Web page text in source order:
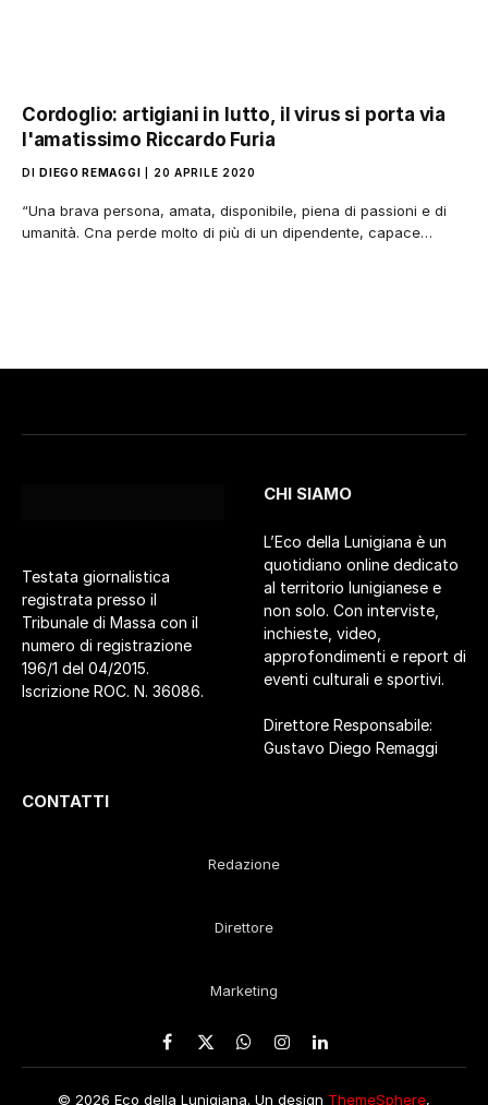
Cordoglio: artigiani in lutto, il virus si porta via
l'amatissimo Riccardo Furia
DI DIEGO REMAGGI 20 APRILE 2020
“Una brava persona, amata, disponibile, piena di passioni e di
umanità. Cna perde molto di più di un dipendente, capace…
Testata giornalistica
registrata presso il
Tribunale di Massa con il
numero di registrazione
196/1 del 04/2015.
Iscrizione ROC. N. 36086.
CHI SIAMO
L’Eco della Lunigiana è un
quotidiano online dedicato
al territorio lunigianese e
non solo. Con interviste,
inchieste, video,
approfondimenti e report di
eventi culturali e sportivi.
Direttore Responsabile:
Gustavo Diego Remaggi
CONTATTI
Redazione
Direttore
Marketing
Facebook
X
WhatsApp
Instagram
LinkedIn
© 2026 Eco della Lunigiana. Un design ThemeSphere,